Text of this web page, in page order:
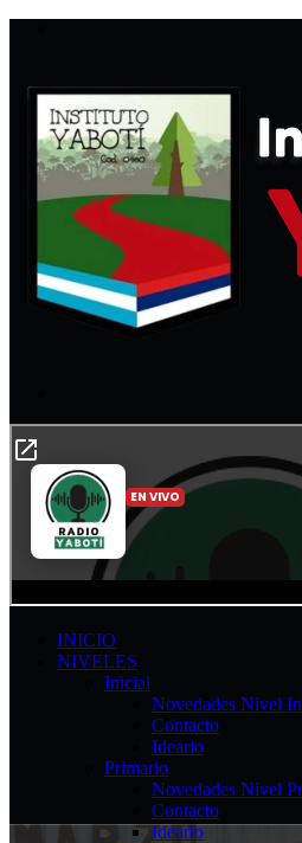
INICIO
NIVELES
Inicial
Novedades Nivel
Contacto
Ideario
Primario
Novedades Nivel
Contacto
Ideario